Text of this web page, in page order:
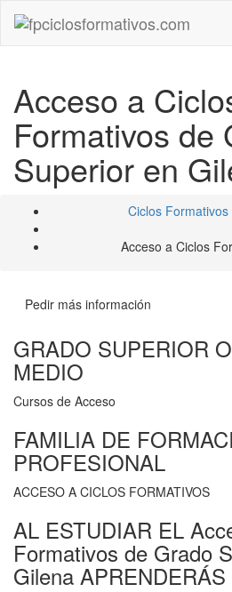
Acceso a
Formativos de
Superior en
Ciclos
Acceso a Ciclos
Pedir más información
GRADO SUPERIOR
MEDIO
Cursos de Acceso
FAMILIA DE
PROFESIONAL
ACCESO A CICLOS FORMATIVOS
AL ESTUDIAR EL
Formativos de Grado
Gilena APRENDERÁS